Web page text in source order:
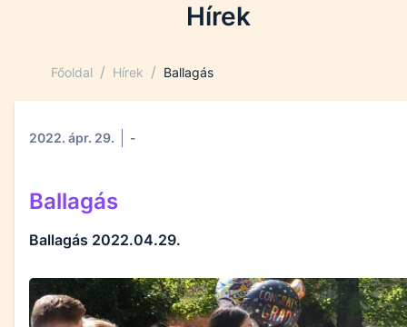
Hírek
Főoldal / Hírek / Ballagás
2022. ápr. 29. -
Ballagás
Ballagás 2022.04.29.